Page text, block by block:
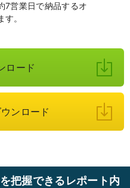
7営業日で納品するオ
。
ロード
ンロード
把握できるレポート内